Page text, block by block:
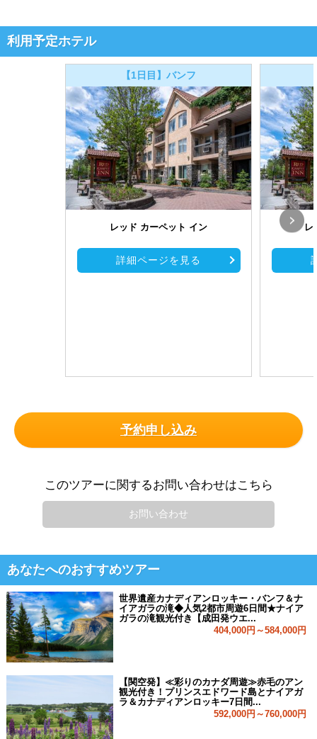
利用予定ホテル
【1日目】バンフ
レッド カーペット イン
詳細ページを見る
レ
予約申し込み
このツアーに関するお問い合わせはこちら
お問い合わせ
あなたへのおすすめツアー
世界遺産カナディアンロッキー・バンフ＆ナ
イアガラの滝◆人気2都市周遊6日間★ナイア
ガラの滝観光付き【成田発ウエ...
404,000円～584,000円
【関空発】≪彩りのカナダ周遊≫赤毛のアン
観光付き！プリンスエドワード島とナイアガ
ラ＆カナディアンロッキー7日間...
592,000円～760,000円